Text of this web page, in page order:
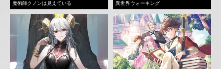
魔術師クノンは見えている 異世界ウォーキング